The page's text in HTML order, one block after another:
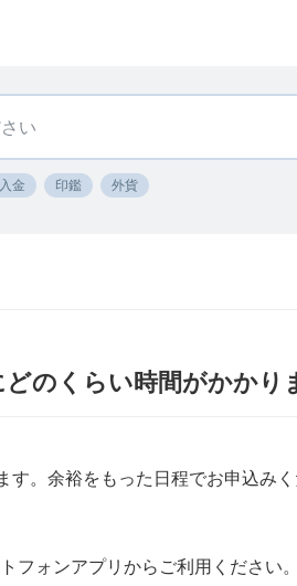
金 印鑑 外貨
どのくらい時間がかかり
す。余裕をもった日程でお申込み
フォンアプリからご利用ください